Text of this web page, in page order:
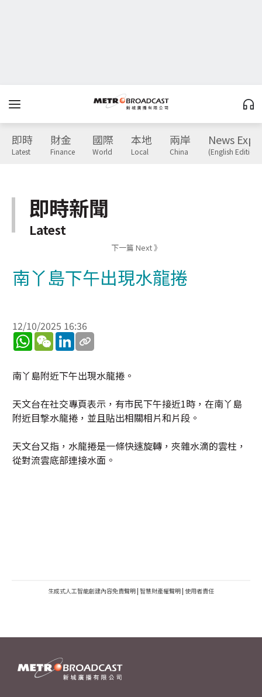
即時
Latest
財金
Finance
國際
World
本地
Local
兩岸
China
News
(English Edition)
即時新聞
Latest
下一篇 Next 》
南丫島下午出現水龍捲
12/10/2025 16:36
WhatsApp
WeChatLinkedIn
南丫島附近下午出現水龍捲。
天文台在社交專頁表示，有市民下午接近1時，在南丫島
附近目撃水龍捲，並且貼出相關相片和片段。
天文台又指，水龍捲是一條快速旋轉，夾雜水滴的雲柱，
從對流雲底部連接水面。
生成式人工智能創建內容免責聲明 | 智慧財產權聲明 | 使用者責任